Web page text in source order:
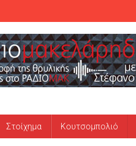
Στοίχημα Κουτσομπολιό